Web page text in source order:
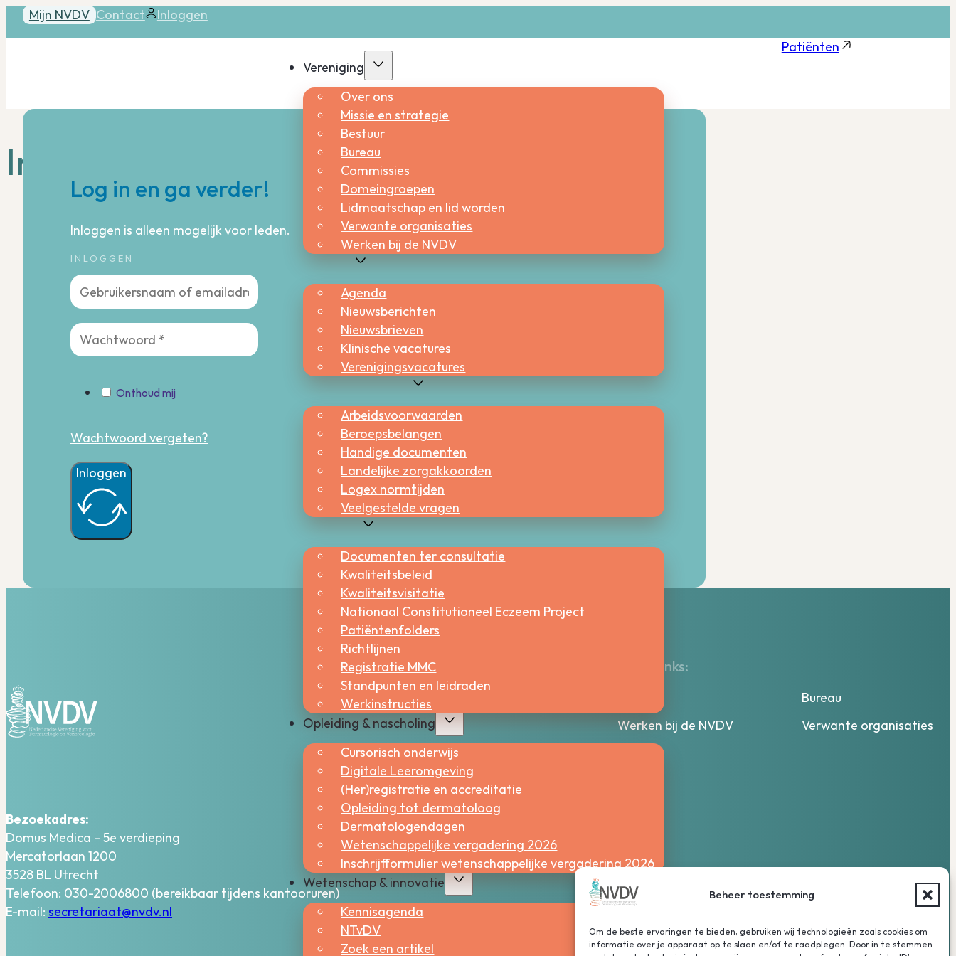
Beheer toestemming
Om de beste ervaringen te bieden, gebruiken wij technologieën zoals cookies om
informatie over je apparaat op te slaan en/of te raadplegen. Door in te stemmen
Mijn NVDV Contact Inloggen
Vereniging
Over ons
Missie en strategie
Bestuur
Bureau
Commissies
Domeingroepen
Lidmaatschap en lid worden
Verwante organisaties
Werken bij de NVDV
Agenda
Nieuwsberichten
Nieuwsbrieven
Klinische vacatures
Verenigingsvacatures
Arbeidsvoorwaarden
Beroepsbelangen
Handige documenten
Landelijke zorgakkoorden
Logex normtijden
Veelgestelde vragen
Documenten ter consultatie
Kwaliteitsbeleid
Kwaliteitsvisitatie
Nationaal Constitutioneel Eczeem Project
Patiëntenfolders
Richtlijnen
Registratie MMC
Standpunten en leidraden
Werkinstructies
Opleiding & nascholing
Cursorisch onderwijs
Digitale Leeromgeving
(Her)registratie en accreditatie
Opleiding tot dermatoloog
Dermatologendagen
Wetenschappelijke vergadering 2026
Inschrijfformulier wetenschappelijke vergadering 2026
Wetenschap & innovatie
Kennisagenda
NTvDV
Zoek een artikel
Patiënten
Inloggen
Log in en ga verder!
Inloggen is alleen mogelijk voor leden.
INLOGGEN
Onthoud mij
Wachtwoord vergeten?
Inloggen
Bezoekadres:
Domus Medica – 5e verdieping
Mercatorlaan 1200
3528 BL Utrecht
Telefoon: 030-2006800 (bereikbaar tijdens kantooruren)
E-mail: secretariaat@nvdv.nl
Snelle links:
Bureau
Werken bij de NVDV
Verwante organisaties